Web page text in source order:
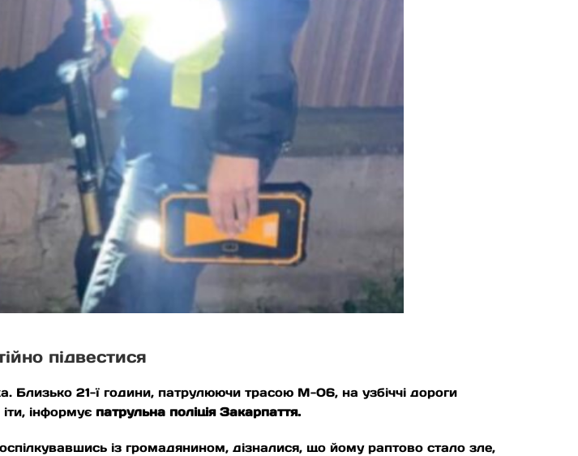
підвестися
Близько 21-ї години, патрулюючи трасою М-06, на узбіччі дороги
іти, інформуєпатрульна поліція Закарпаття.
із громадянином, дізналися, що йому раптово стало зле,